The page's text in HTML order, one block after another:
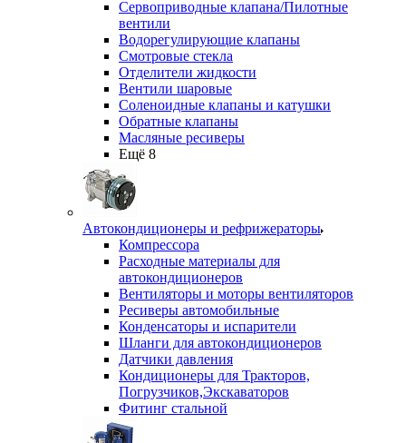
Сервоприводные клапана/Пилотные
вентили
Водорегулирующие клапаны
Смотровые стекла
Отделители жидкости
Вентили шаровые
Соленоидные клапаны и катушки
Обратные клапаны
Масляные ресиверы
Ещё 8
Автокондиционеры и рефрижераторы
Компрессора
Расходные материалы для
автокондиционеров
Вентиляторы и моторы вентиляторов
Ресиверы автомобильные
Конденсаторы и испарители
Шланги для автокондиционеров
Датчики давления
Кондиционеры для Тракторов,
Погрузчиков,Экскаваторов
Фитинг стальной